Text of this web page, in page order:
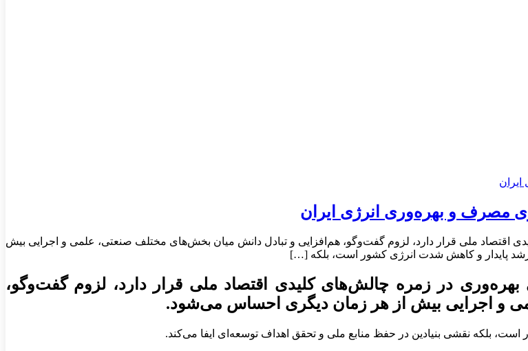
مصرف و بهره‌وری انرژی ایران
اقتصاد ملی قرار دارد، لزوم گفت‌وگو، هم‌افزایی و تبادل دانش میان بخش‌های مختلف صنعتی، علمی و اجرایی بیش
رشد پایدار و کاهش شدت انرژی کشور است، بلکه […]
در زمره چالش‌های کلیدی اقتصاد ملی قرار دارد، لزوم گفت‌وگو،
و اجرایی بیش از هر زمان دیگری احساس می‌شود.
است، بلکه نقشی بنیادین در حفظ منابع ملی و تحقق اهداف توسعه‌ای ایفا می‌کند.